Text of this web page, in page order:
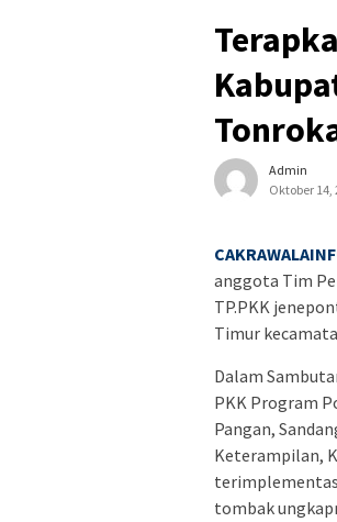
Admin
Oktober 14,
anggota Tim
TP.PKK
Timur
Dalam
PKK Program
Pangan,
Keterampilan,
tombak